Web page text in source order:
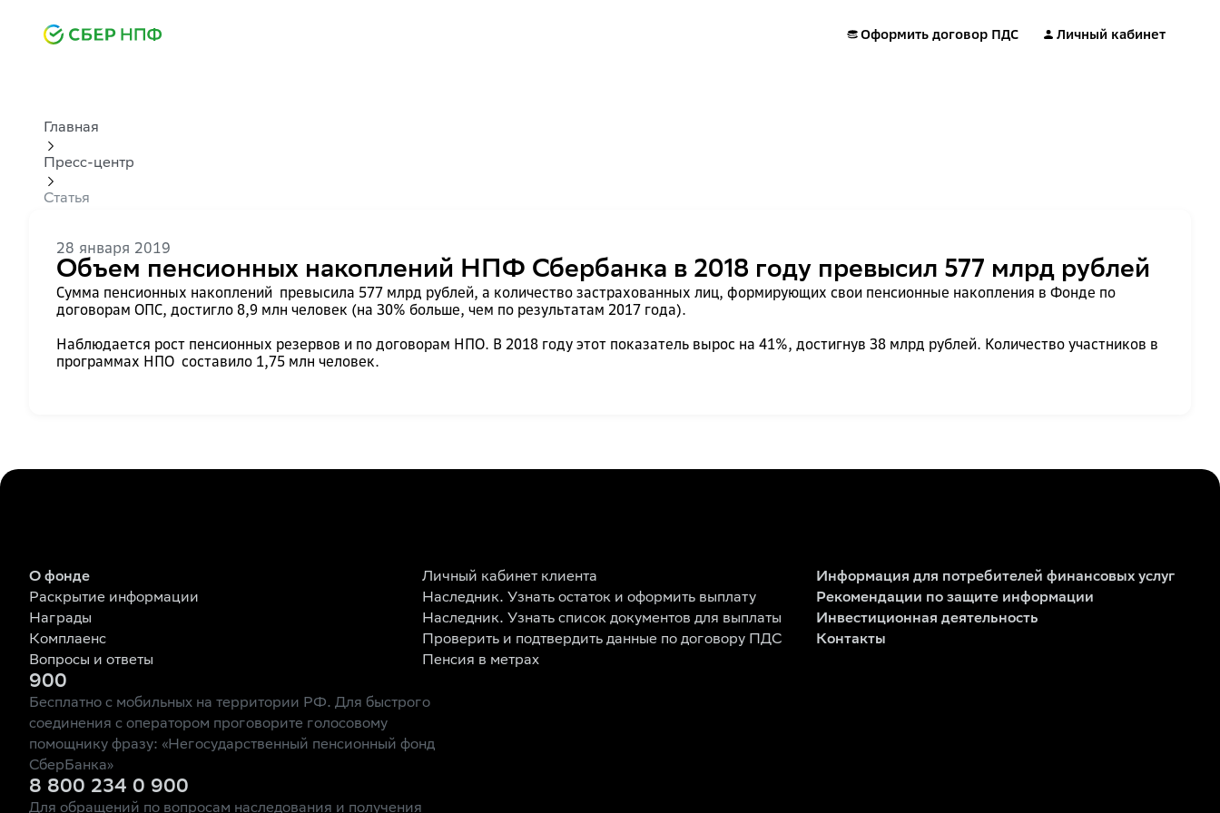
Оформить договор ПДС Личный кабинет
Главная
Пресс-центр
Статья
28 января 2019
Объем пенсионных накоплений НПФ Сбербанка в 2018 году превысил 577 млрд рублей
Сумма пенсионных накоплений превысила 577 млрд рублей, а количество застрахованных лиц, формирующих свои пенсионные накопления в Фонде по
договорам ОПС, достигло 8,9 млн человек (на 30% больше, чем по результатам 2017 года).
Наблюдается рост пенсионных резервов и по договорам НПО. В 2018 году этот показатель вырос на 41%, достигнув 38 млрд рублей. Количество участников в
программах НПО составило 1,75 млн человек.
О фонде
Раскрытие информации
Награды
Комплаенс
Вопросы и ответы
Личный кабинет клиента
Наследник. Узнать остаток и оформить выплату
Наследник. Узнать список документов для выплаты
Проверить и подтвердить данные по договору ПДС
Пенсия в метрах
Информация для потребителей финансовых услуг
Рекомендации по защите информации
Инвестиционная деятельность
Контакты
900
Бесплатно с мобильных на территории РФ. Для быстрого
соединения с оператором проговорите голосовому
помощнику фразу: «Негосударственный пенсионный фонд
СберБанка»
8 800 234 0 900
Для обращений по вопросам наследования и получения